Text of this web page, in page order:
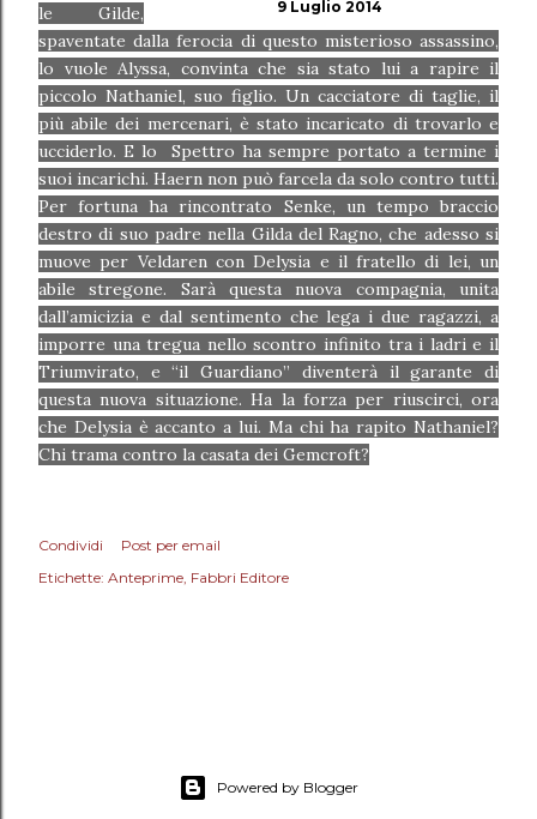
9 Luglio 2014
le Gilde,
spaventate dalla ferocia di questo misterioso assassino,
lo vuole Alyssa, convinta che sia stato lui a rapire il
piccolo Nathaniel, suo figlio. Un cacciatore di taglie, il
più abile dei mercenari, è stato incaricato di trovarlo e
ucciderlo. E lo Spettro ha sempre portato a termine i
suoi incarichi. Haern non può farcela da solo contro tutti.
Per fortuna ha rincontrato Senke, un tempo braccio
destro di suo padre nella Gilda del Ragno, che adesso si
muove per Veldaren con Delysia e il fratello di lei, un
abile stregone. Sarà questa nuova compagnia, unita
dall’amicizia e dal sentimento che lega i due ragazzi, a
imporre una tregua nello scontro infinito tra i ladri e il
Triumvirato, e “il Guardiano” diventerà il garante di
questa nuova situazione. Ha la forza per riuscirci, ora
che Delysia è accanto a lui. Ma chi ha rapito Nathaniel?
Chi trama contro la casata dei Gemcroft?
Condividi
Post per email
Etichette: Anteprime Fabbri Editore
Powered by Blogger